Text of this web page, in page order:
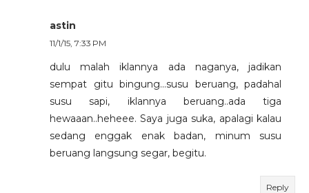
astin
11/1/15, 7:33 PM
dulu malah iklannya ada naganya, jadikan
sempat gitu bingung...susu beruang, padahal
susu sapi, iklannya beruang..ada tiga
hewaaan..heheee. Saya juga suka, apalagi kalau
sedang enggak enak badan, minum susu
beruang langsung segar, begitu.
Reply